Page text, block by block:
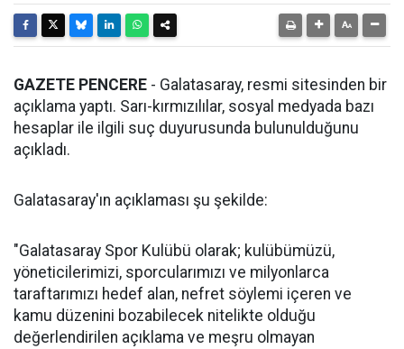
GAZETE PENCERE - Galatasaray, resmi sitesinden bir
açıklama yaptı. Sarı-kırmızılılar, sosyal medyada bazı
hesaplar ile ilgili suç duyurusunda bulunulduğunu
açıkladı.
Galatasaray'ın açıklaması şu şekilde:
"Galatasaray Spor Kulübü olarak; kulübümüzü,
yöneticilerimizi, sporcularımızı ve milyonlarca
taraftarımızı hedef alan, nefret söylemi içeren ve
kamu düzenini bozabilecek nitelikte olduğu
değerlendirilen açıklama ve meşru olmayan